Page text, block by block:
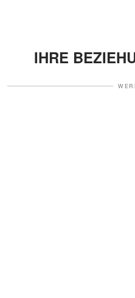
IHRE